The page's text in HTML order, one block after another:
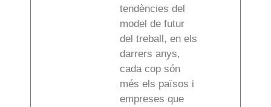
tendències del
model de futur
del treball, en els
darrers anys,
cada cop són
més els països i
empreses que